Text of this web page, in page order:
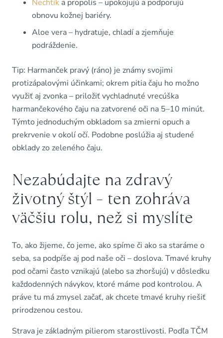
Nechtík a propolis – upokojujú a podporujú
obnovu kožnej bariéry.
Aloe vera – hydratuje, chladí a zjemňuje
podráždenie.
Tip: Harmanček pravý (ráno) je známy svojimi
protizápalovými účinkami; okrem pitia čaju ho možno
využiť aj zvonka – priložiť vychladnuté vrecúška
harmančekového čaju na zatvorené oči na 5–10 minút.
Týmto jednoduchým obkladom sa zmierni opuch a
prekrvenie v okolí očí. Podobne poslúžia aj studené
obklady zo zeleného čaju.
Nezabúdajte na zdravý
životný štýl – ten zohráva
väčšiu rolu, než si myslíte
To, ako žijeme, čo jeme, ako spíme či ako sa staráme o
seba, sa podpíše aj pod naše oči – doslova. Tmavé kruhy
pod očami často vznikajú (alebo sa zhoršujú) v dôsledku
každodenných návykov, ktoré máme pod kontrolou. A
práve tu má zmysel začať, ak chcete tmavé kruhy riešiť
prirodzenou cestou.
Strava je základným pilierom starostlivosti. Podľa TČM